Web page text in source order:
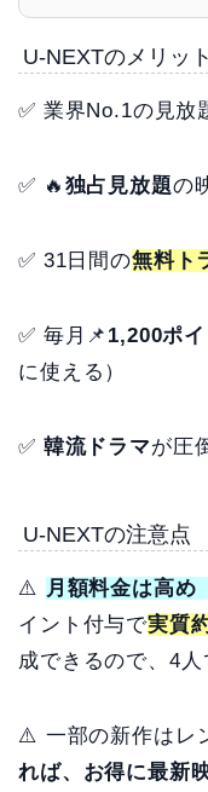
U-NEXTのメリット
✅ 業界No.1の見放
✅ 🔥 独占見放題の
✅ 31日間の無料ト
✅ 毎月📌 1,200ポイ
に使える）
✅ 韓流ドラマが圧
U-NEXTの注意点
⚠️ 月額料金は高め
イント付与で実質
成できるので、4人
⚠️ 一部の新作はレ
れば、お得に最新